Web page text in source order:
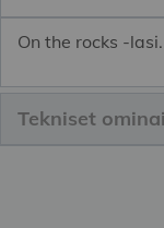
On the rocks -
Tekniset